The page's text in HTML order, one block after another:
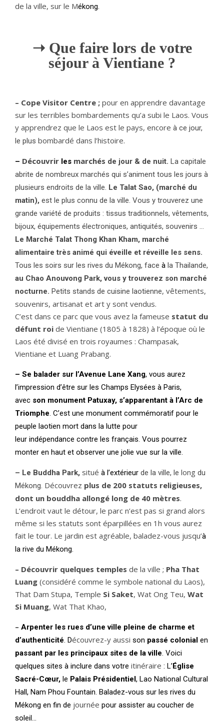
de la ville, sur le Mékong.
➝ Que faire lors de votre
séjour à Vientiane ?
– Cope Visitor Centre ; pour en apprendre davantage
sur les terribles bombardements qu’a subi le Laos. Vous
y apprendrez que le Laos est le pays, encore à ce jour,
le plus bombardé dans l’histoire.
– Découvrir les marchés de jour & de nuit. La capitale
abrite de nombreux marchés qui s’animent tous les jours à
plusieurs endroits de la ville. Le Talat Sao, (marché du
matin), est le plus connu de la ville. Vous y trouverez une
grande variété de produits : tissus traditionnels, vêtements,
bijoux, équipements électroniques, antiquités, souvenirs …
Le Marché Talat Thong Khan Kham, marché
alimentaire très animé qui éveille et réveille les sens.
Tous les soirs sur les rives du Mékong, face à la Thailande,
au Chao Anouvong Park, vous y trouverez son marché
nocturne. Petits stands de cuisine laotienne, vêtements,
souvenirs, artisanat et art y sont vendus.
C’est dans ce parc que vous avez la fameuse statut du
défunt roi de Vientiane (1805 à 1828) à l’époque où le
Laos été divisé en trois royaumes : Champasak,
Vientiane et Luang Prabang.
– Se balader sur l’Avenue Lane Xang, vous aurez
l’impression d’être sur les Champs Elysées à Paris,
avec son monument Patuxay, s’apparentant à l’Arc de
Triomphe. C’est une monument commémoratif pour le
peuple laotien mort dans la lutte pour
leur indépendance contre les français. Vous pourrez
monter en haut et observer une jolie vue sur la ville.
– Le Buddha Park, situé à l’extérieur de la ville, le long du
Mékong. Découvrez plus de 200 statuts religieuses,
dont un bouddha allongé long de 40 mètres.
L’endroit vaut le détour, le parc n’est pas si grand alors
même si les statuts sont éparpillées en 1h vous aurez
fait le tour. Le jardin est agréable, baladez-vous jusqu’à
la rive du Mékong.
– Découvrir quelques temples de la ville ; Pha That
Luang (considéré comme le symbole national du Laos),
That Dam Stupa, Temple Si Saket, Wat Ong Teu, Wat
Si Muang, Wat That Khao,
– Arpenter les rues d’une ville pleine de charme et
d’authenticité. Découvrez-y aussi son passé colonial en
passant par les principaux sites de la ville. Voici
quelques sites à inclure dans votre itinéraire : L’Église
Sacré-Cœur, le Palais Présidentiel, Lao National Cultural
Hall, Nam Phou Fountain. Baladez-vous sur les rives du
Mékong en fin de journée pour assister au coucher de
soleil…